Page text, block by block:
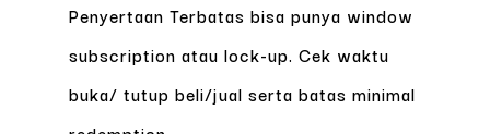
Penyertaan Terbatas bisa punya window
subscription atau lock-up. Cek waktu
buka/ tutup beli/jual serta batas minimal